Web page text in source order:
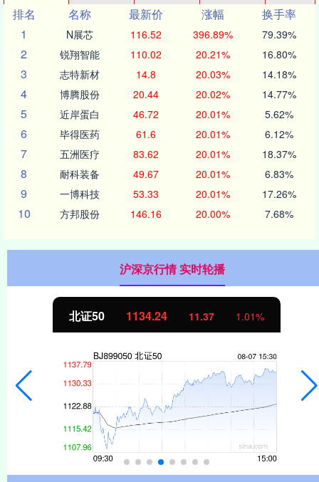
排名
名称 最新价 涨幅
换手率
1
N展芯 116.52 396.89% 79.39%
2 锐翔智能 110.02 20.21% 16.80%
3 志特新材 14.8 20.03% 14.18%
4 博腾股份 20.44 20.02% 14.77%
5 近岸蛋白 46.72 20.01% 5.62%
6 毕得医药 61.6 20.01% 6.12%
7 五洲医疗 83.62 20.01% 18.37%
8 耐科装备 49.67 20.01% 6.83%
9 一博科技 53.33 20.01% 17.26%
10 方邦股份 146.16 20.00% 7.68%
沪深京行情 实时轮播
北证50 1134.24 11.37 1.01%